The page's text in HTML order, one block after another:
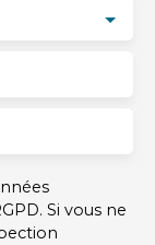
Si vous ne